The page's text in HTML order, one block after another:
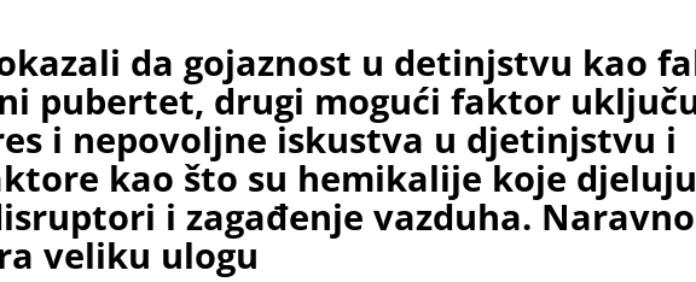
da gojaznost u detinjstvu kao
pubertet, drugi mogući faktor
i nepovoljne iskustva u djetinjstvu i
kao što su hemikalije koje
i zagađenje vazduha.
veliku ulogu